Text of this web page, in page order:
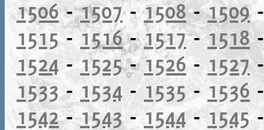
1506-1507-1508-1509
1515-1516-1517-1518
1524 - 1525-1526 - 1527
1533 - 1534 - 1535 - 1536
1542-1543- 1544-1545